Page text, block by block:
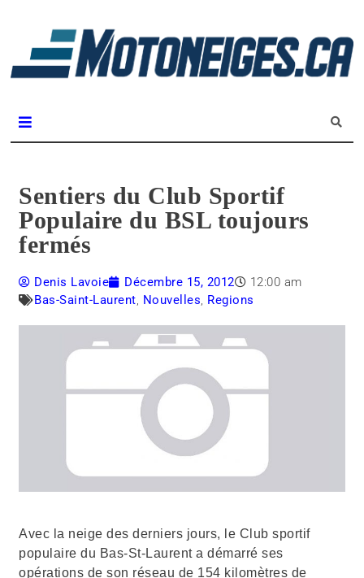
Sentiers du Club Sportif
Populaire du BSL toujours
fermés
Denis Lavoie Décembre 15, 2012
12:00 am
Bas-Saint-Laurent, Nouvelles, Regions
Avec la neige des derniers jours, le Club sportif
populaire du Bas-St-Laurenta démarré ses
opérations de son réseau de 154 kilomètres de